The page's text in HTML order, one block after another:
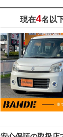
現在4名以